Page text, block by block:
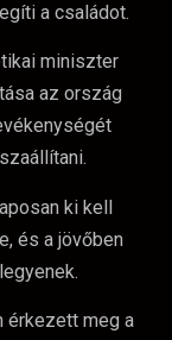
a családot.
miniszter
az ország
ki kell
és a jövőben
érkezett meg a